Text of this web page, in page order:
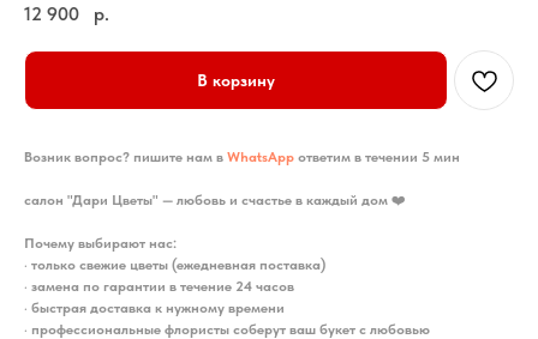
12 900 р.
В корзину
Возник вопрос? пишите нам в WhatsApp ответим в течении 5 мин
салон "Дари Цветы" — любовь и счастье в каждый дом ❤️
Почему выбирают нас:
• только свежие цветы (ежедневная поставка)
• замена по гарантии в течение 24 часов
• быстрая доставка к нужному времени
• профессиональные флористы соберут ваш букет с любовью